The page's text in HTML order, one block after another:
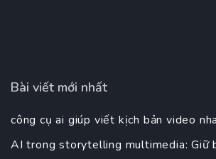
Bài viết mới nhất
công cụ ai giúp viết kịch bản video
AI trong storytelling multimedia: Giữ